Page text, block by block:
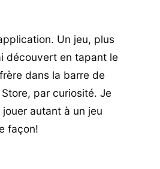
Un jeu, plus
découvert en tapant le
dans la barre de
par curiosité. Je
jouer autant à un jeu
façon!